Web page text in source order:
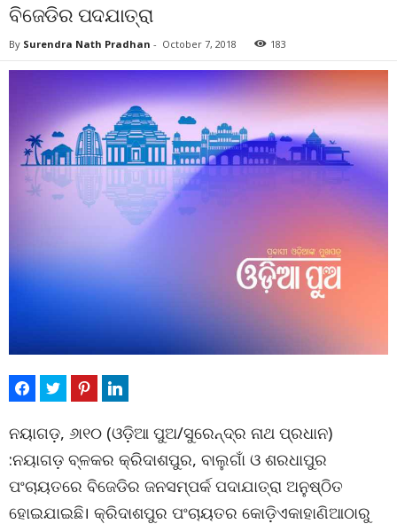
ବିଜେଡିର ପଦଯାତ୍ରା
By Surendra Nath Pradhan - October 7, 2018 183
ନୟାଗଡ଼, ୬ା୧୦ (ଓଡ଼ିଆ ପୁଅ/ସୁରେନ୍ଦ୍ର ନାଥ ପ୍ରଧାନ)
:ନୟାଗଡ଼ ବ୍ଳକର କ୍ରିଦାଶପୁର, ବାଲୁଗାଁ ଓ ଶରଧାପୁର
ପଂଚାୟତରେ ବିଜେଡିର ଜନସମ୍ପର୍କ ପଦାଯାତ୍ରା ଅନୁଷ୍ଠିତ
ହୋଇଯାଇଛି। କ୍ରିଦାଶପୁର ପଂଚାୟତର କୋଡ଼ିଏକାହାଣିଆଠାରୁ